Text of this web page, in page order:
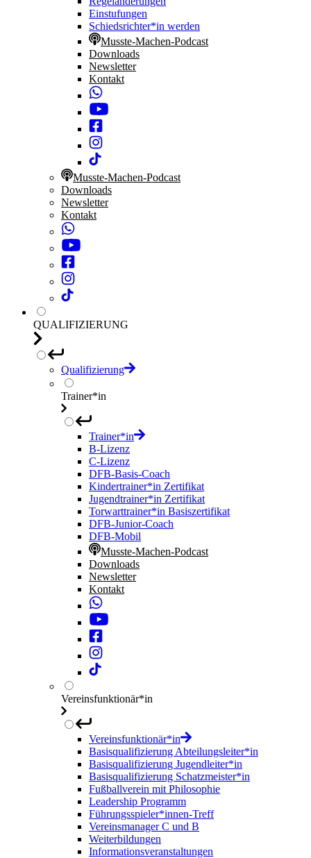
Einstufungen
Schiedsrichter*in werden
Musste-Machen-Podcast
Downloads
Newsletter
Kontakt
Musste-Machen-Podcast
Downloads
Newsletter
Kontakt
QUALIFIZIERUNG
Qualifizierung
Trainer*in
Trainer*in
B-Lizenz
C-Lizenz
DFB-Basis-Coach
Kindertrainer*in Zertifikat
Jugendtrainer*in Zertifikat
Torwarttrainer*in Basiszertifikat
DFB-Junior-Coach
DFB-Mobil
Musste-Machen-Podcast
Downloads
Newsletter
Kontakt
Vereinsfunktionär*in
Vereinsfunktionär*in
Basisqualifizierung Abteilungsleiter*in
Basisqualifizierung Jugendleiter*in
Basisqualifizierung Schatzmeister*in
Fußballverein mit Philosophie
Leadership Programm
Führungsspieler*innen-Treff
Vereinsmanager C und B
Weiterbildungen
Informationsveranstaltungen